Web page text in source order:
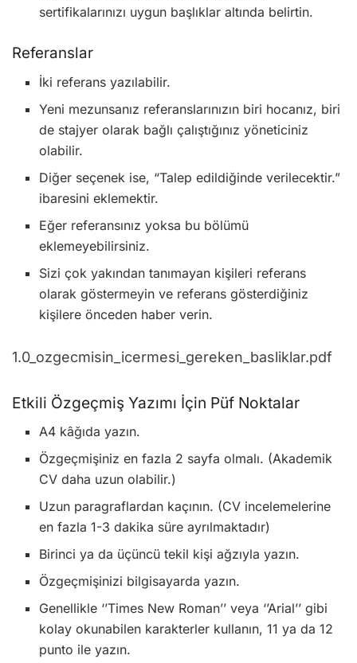
sertifikalarınızı uygun başlıklar altında belirtin.
Referanslar
İki referans yazılabilir.
Yeni mezunsanız referanslarınızın biri hocanız, biri
de stajyer olarak bağlı çalıştığınız yöneticiniz
olabilir.
Diğer seçenek ise, “Talep edildiğinde verilecektir.”
ibaresini eklemektir.
Eğer referansınız yoksa bu bölümü
eklemeyebilirsiniz.
Sizi çok yakından tanımayan kişileri referans
olarak göstermeyin ve referans gösterdiğiniz
kişilere önceden haber verin.
1.0_ozgecmisin_icermesi_gereken_basliklar.pdf
Etkili Özgeçmiş Yazımı İçin Püf Noktalar
A4 kâğıda yazın.
Özgeçmişiniz en fazla 2 sayfa olmalı. (Akademik
CV daha uzun olabilir.)
Uzun paragraflardan kaçının. (CV incelemelerine
en fazla 1-3 dakika süre ayrılmaktadır)
Birinci ya da üçüncü tekil kişi ağzıyla yazın.
Özgeçmişinizi bilgisayarda yazın.
Genellikle ‘’Times New Roman’’ veya ‘’Arial’’ gibi
kolay okunabilen karakterler kullanın, 11 ya da 12
punto ile yazın.